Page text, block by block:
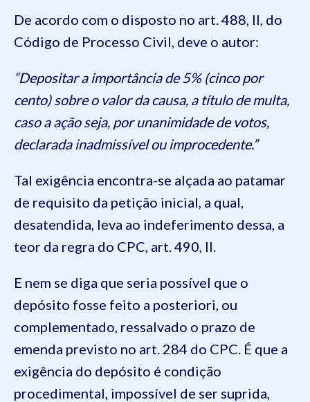
De acordo com o disposto no art. 488, II, do
Código de Processo Civil, deve o autor:
“Depositar a importância de 5% (cinco por
cento) sobre o valor da causa, a título de multa,
caso a ação seja, por unanimidade de votos,
declarada inadmissível ou improcedente.”
Tal exigência encontra-se alçada ao patamar
de requisito da petição inicial, a qual,
desatendida, leva ao indeferimento dessa, a
teor da regra do CPC, art. 490, II.
E nem se diga que seria possível que o
depósito fosse feito a posteriori, ou
complementado, ressalvado o prazo de
emenda previsto no art. 284 do CPC. É que a
exigência do depósito é condição
procedimental, impossível de ser suprida,